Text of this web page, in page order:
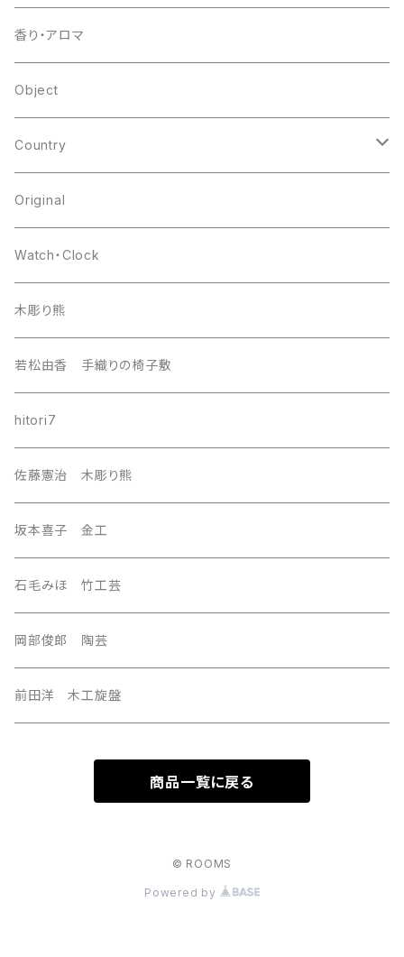
other
flower base
other
香り・アロマ
Object
Country
japan
europa
india
nordic
southeast Asia
east asia
Central Asia
U.S.A
Original
Watch・Clock
木彫り熊
若松由香 手織りの椅子敷
hitori7
佐藤憲治 木彫り熊
坂本喜子 金工
石毛みほ 竹工芸
岡部俊郎 陶芸
前田洋 木工旋盤
商品一覧に戻る
© ROOMS
Powered by